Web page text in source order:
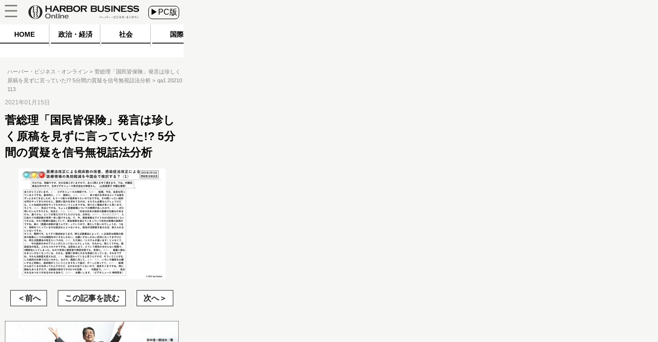
▶PC版
HOME 政治・経済 社会 国際
ハーバー・ビジネス・オンライン
菅総理「国民皆保険」発言は珍しく
原稿を見ずに言っていた!? 5分間の質疑を信号無視話法分析
qa1 20210
113
2021年01月15日
菅総理「国民皆保険」発言は珍し
く原稿を見ずに言っていた!? 5分
間の質疑を信号無視話法分析
前へ この記事を読む 次へ